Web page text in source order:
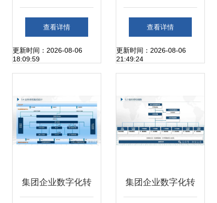
执行系统应用
查看详情
更新时间：2026-08-06
18:09:59
的分层设计与领域
划分
查看详情
更新时间：2026-08-06
21:49:24
集团企业数字化转 集团企业数字化转